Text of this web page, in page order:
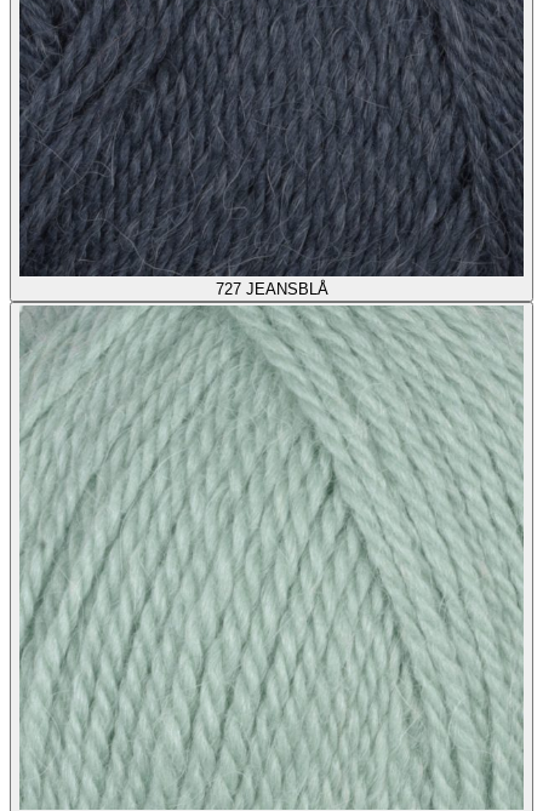
727 JEANSBLÅ